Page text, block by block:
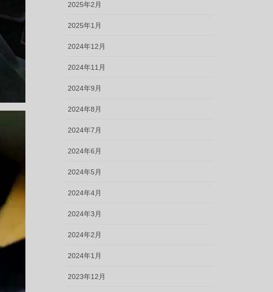
2025年2月
2025年1月
2024年12月
2024年11月
2024年9月
2024年8月
2024年7月
2024年6月
2024年5月
2024年4月
2024年3月
2024年2月
2024年1月
2023年12月